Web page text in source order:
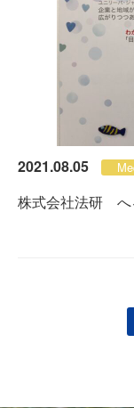
2021.08.05
株式会社法研